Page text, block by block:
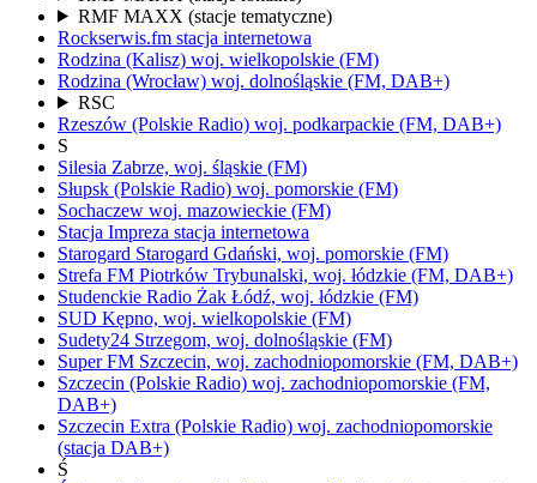
RMF MAXX (stacje tematyczne)
Rockserwis.fm stacja internetowa
Rodzina (Kalisz) woj. wielkopolskie (FM)
Rodzina (Wrocław) woj. dolnośląskie (FM, DAB+)
RSC
Rzeszów (Polskie Radio) woj. podkarpackie (FM, DAB+)
S
Silesia Zabrze, woj. śląskie (FM)
Słupsk (Polskie Radio) woj. pomorskie (FM)
Sochaczew woj. mazowieckie (FM)
Stacja Impreza stacja internetowa
Starogard Starogard Gdański, woj. pomorskie (FM)
Strefa FM Piotrków Trybunalski, woj. łódzkie (FM, DAB+)
Studenckie Radio Żak Łódź, woj. łódzkie (FM)
SUD Kępno, woj. wielkopolskie (FM)
Sudety24 Strzegom, woj. dolnośląskie (FM)
Super FM Szczecin, woj. zachodniopomorskie (FM, DAB+)
Szczecin (Polskie Radio) woj. zachodniopomorskie (FM,
DAB+)
Szczecin Extra (Polskie Radio) woj. zachodniopomorskie
(stacja DAB+)
Ś